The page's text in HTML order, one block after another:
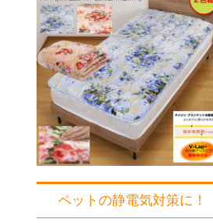
ペットの静電気対策に！